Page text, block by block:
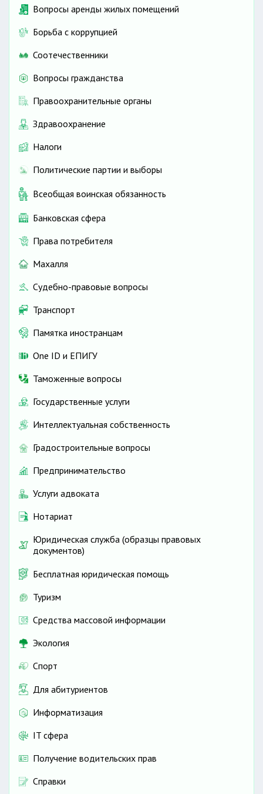
Вопросы аренды жилых помещений
Борьба с коррупцией
Соотечественники
Вопросы гражданства
Правоохранительные органы
Здравоохранение
Налоги
Политические партии и выборы
Всеобщая воинская обязанность
Банковская сфера
Права потребителя
Махалля
Судебно-правовые вопросы
Транспорт
Памятка иностранцам
One ID и ЕПИГУ
Таможенные вопросы
Государственные услуги
Интеллектуальная собственность
Градостроительные вопросы
Предпринимательство
Услуги адвоката
Нотариат
Юридическая служба (образцы правовых
документов)
Бесплатная юридическая помощь
Туризм
Средства массовой информации
Экология
Спорт
Для абитуриентов
Информатизация
IT сфера
Получение водительских прав
Справки